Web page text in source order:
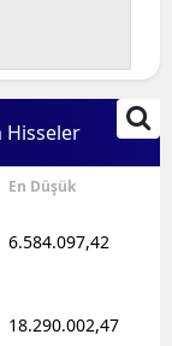
Hisseler
En Düşük
6.584.097,42
18.290.002,47